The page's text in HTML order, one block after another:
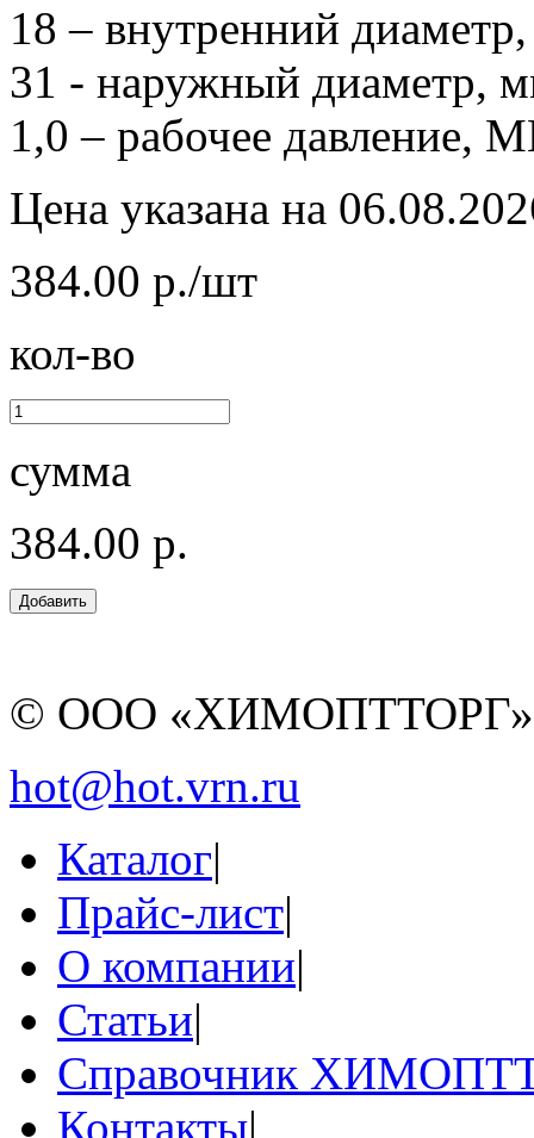
18 – внутренний
31 - наружный диаметр,
1,0 – рабочее давление,
Цена указана на
384.00 р./шт
кол-во
сумма
384.00 р.
© ООО
hot@hot.vrn.ru
Каталог|
Прайс-лист|
О компании|
Статьи|
Справочник
Контакты|